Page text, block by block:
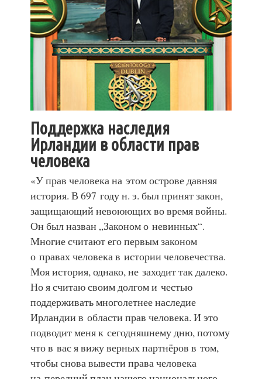
Поддержка наследия
Ирландии в области прав
человека
«У прав человека на этом острове давняя
история. В 697 году н. э. был принят закон,
защищающий невоюющих во время войны.
Он был назван „Законом о невинных“.
Многие считают его первым законом
о правах человека в истории человечества.
Моя история, однако, не заходит так далеко.
Но я считаю своим долгом и честью
поддерживать многолетнее наследие
Ирландии в области прав человека. И это
подводит меня к сегодняшнему дню, потому
что в вас я вижу верных партнёров в том,
чтобы снова вывести права человека